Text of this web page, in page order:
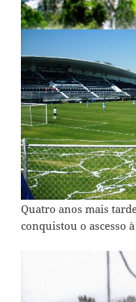
Quatro anos mais
conquistou o ascesso